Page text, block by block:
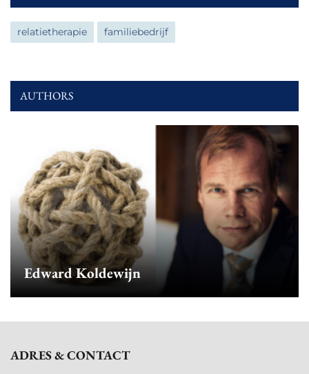
relatietherapie familiebedrijf
AUTHORS
Edward Koldewijn
ADRES & CONTACT